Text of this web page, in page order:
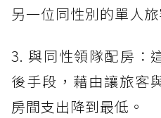
另一位同性別的單人旅
3. 與同性領隊配房：
後手段，藉由讓旅客
房間支出降到最低。